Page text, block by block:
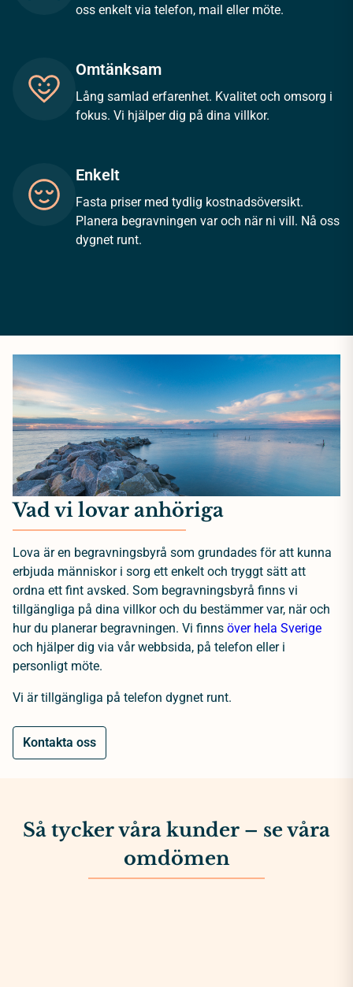
oss enkelt via telefon, mail eller möte.
Omtänksam
Lång samlad erfarenhet. Kvalitet och omsorg i
fokus. Vi hjälper dig på dina villkor.
Enkelt
Fasta priser med tydlig kostnadsöversikt.
Planera begravningen var och när ni vill. Nå oss
dygnet runt.
Vad vi lovar anhöriga
Lova är en begravningsbyrå som grundades för att kunna
erbjuda människor i sorg ett enkelt och tryggt sätt att
ordna ett fint avsked. Som begravningsbyrå finns vi
tillgängliga på dina villkor och du bestämmer var, när och
hur du planerar begravningen. Vi finns över hela Sverige
och hjälper dig via vår webbsida, på telefon eller i
personligt möte.
Vi är tillgängliga på telefon dygnet runt.
Kontakta oss
Så tycker våra kunder – se våra
omdömen